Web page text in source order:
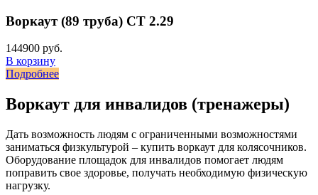
Воркаут (89 труба) СТ 2.29
144900 руб.
В корзину
Подробнее
Воркаут для инвалидов (тренажеры)
Дать возможность людям с ограниченными возможностями
заниматься физкультурой – купить воркаут для колясочников.
Оборудование площадок для инвалидов помогает людям
поправить свое здоровье, получать необходимую физическую
нагрузку.